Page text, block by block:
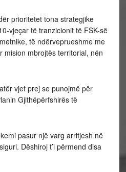
prioritetet tona strategjike
vjeçar të tranzicionit të FSK-së
të ndërveprueshme me
mision mbrojtës territorial, nën
vjet prej se punojmë për
Gjithëpërfshirës të
pasur një varg arritjesh në
Dëshiroj t’i përmend disa